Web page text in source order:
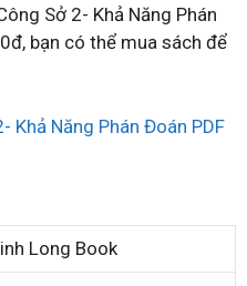
Sở 2- Khả Năng Phán
bạn có thể mua sách để
Khả Năng Phán Đoán PDF
Long Book